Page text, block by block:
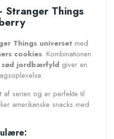
Stranger Things
Things universet med
cookies. Kombinationen
sød jordbærfyld giver en
af serien og er perfekte til
amerikanske snacks med